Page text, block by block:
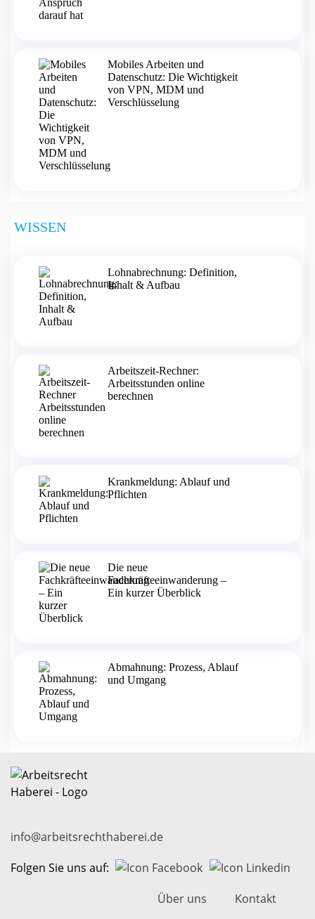
Mobiles Arbeiten und
Datenschutz: Die Wichtigkeit
von VPN, MDM und
Verschlüsselung
WISSEN
Lohnabrechnung: Definition,
Inhalt & Aufbau
Arbeitszeit-Rechner:
Arbeitsstunden online
berechnen
Krankmeldung: Ablauf und
Pflichten
Die neue
Fachkräfteeinwanderung –
Ein kurzer Überblick
Abmahnung: Prozess, Ablauf
und Umgang
info@arbeitsrechthaberei.de
Folgen Sie uns auf:
Über uns
Kontakt